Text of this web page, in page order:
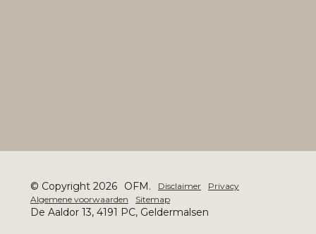
© Copyright 2026 OFM. Disclaimer
Privacy
Algemene voorwaarden
Sitemap
De Aaldor 13, 4191 PC, Geldermalsen